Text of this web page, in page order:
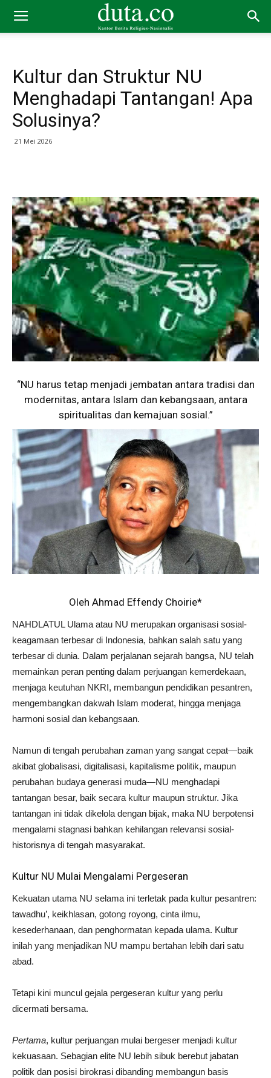
Kultur dan Struktur NU
Menghadapi Tantangan! Apa
Solusinya?
21 Mei 2026
“NU harus tetap menjadi jembatan antara tradisi dan
modernitas, antara Islam dan kebangsaan, antara
spiritualitas dan kemajuan sosial.”
Oleh Ahmad Effendy Choirie*
NAHDLATUL Ulama atau NU merupakan organisasi sosial-
keagamaan terbesar di Indonesia, bahkan salah satu yang
terbesar di dunia. Dalam perjalanan sejarah bangsa, NU telah
memainkan peran penting dalam perjuangan kemerdekaan,
menjaga keutuhan NKRI, membangun pendidikan pesantren,
mengembangkan dakwah Islam moderat, hingga menjaga
harmoni sosial dan kebangsaan.
Namun di tengah perubahan zaman yang sangat cepat—baik
akibat globalisasi, digitalisasi, kapitalisme politik, maupun
perubahan budaya generasi muda—NU menghadapi
tantangan besar, baik secara kultur maupun struktur. Jika
tantangan ini tidak dikelola dengan bijak, maka NU berpotensi
mengalami stagnasi bahkan kehilangan relevansi sosial-
historisnya di tengah masyarakat.
Kultur NU Mulai Mengalami Pergeseran
Kekuatan utama NU selama ini terletak pada kultur pesantren:
tawadhu’, keikhlasan, gotong royong, cinta ilmu,
kesederhanaan, dan penghormatan kepada ulama. Kultur
inilah yang menjadikan NU mampu bertahan lebih dari satu
abad.
Tetapi kini muncul gejala pergeseran kultur yang perlu
dicermati bersama.
Pertama, kultur perjuangan mulai bergeser menjadi kultur
kekuasaan. Sebagian elite NU lebih sibuk berebut jabatan
politik dan posisi birokrasi dibanding membangun basis